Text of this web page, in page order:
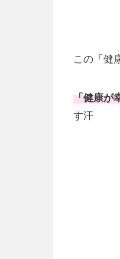
この「健
「健康が
す汗